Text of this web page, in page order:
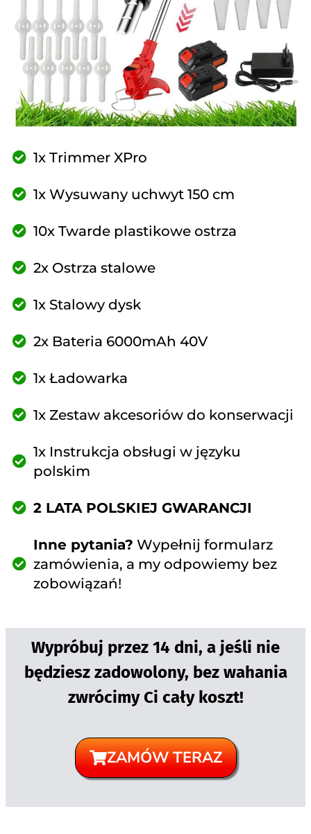
1x Trimmer XPro
1x Wysuwany uchwyt 150 cm
10x Twarde plastikowe ostrza
2x Ostrza stalowe
1x Stalowy dysk
2x Bateria 6000mAh 40V
1x Ładowarka
1x Zestaw akcesoriów do konserwacji
1x Instrukcja obsługi w języku
polskim
2 LATA POLSKIEJ GWARANCJI
Inne pytania? Wypełnij formularz
zamówienia, a my odpowiemy bez
zobowiązań!
Wypróbuj przez 14 dni, a jeśli nie
będziesz zadowolony, bez wahania
zwrócimy Ci cały koszt!
ZAMÓW TERAZ